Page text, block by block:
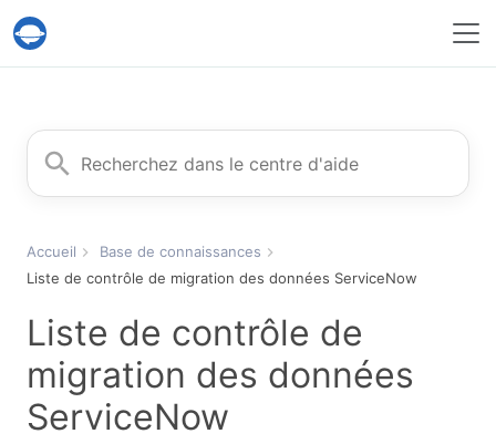
Service Help Desk Migration
Rechercher
Accueil
Base de connaissances
Liste de contrôle de migration des données ServiceNow
Liste de contrôle de
migration des données
ServiceNow